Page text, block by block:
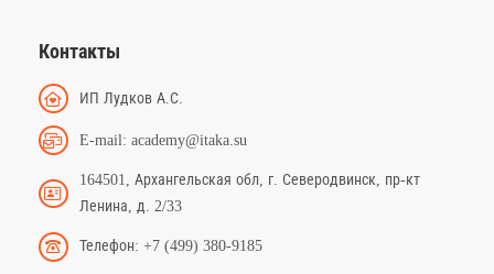
Контакты
ИП Лудков А.С.
E-mail: academy@itaka.su
164501, Архангельская обл, г. Северодвинск, пр-кт
Ленина, д. 2/33
Телефон: +7 (499) 380-9185